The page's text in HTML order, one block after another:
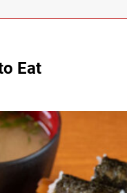
Eat